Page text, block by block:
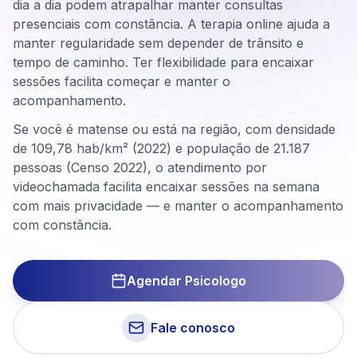
dia a dia podem atrapalhar manter consultas
presenciais com constância. A terapia online ajuda a
manter regularidade sem depender de trânsito e
tempo de caminho. Ter flexibilidade para encaixar
sessões facilita começar e manter o
acompanhamento.
Se você é matense ou está na região, com densidade
de 109,78 hab/km² (2022) e população de 21.187
pessoas (Censo 2022), o atendimento por
videochamada facilita encaixar sessões na semana
com mais privacidade — e manter o acompanhamento
com constância.
Agendar Psicologo
Fale conosco